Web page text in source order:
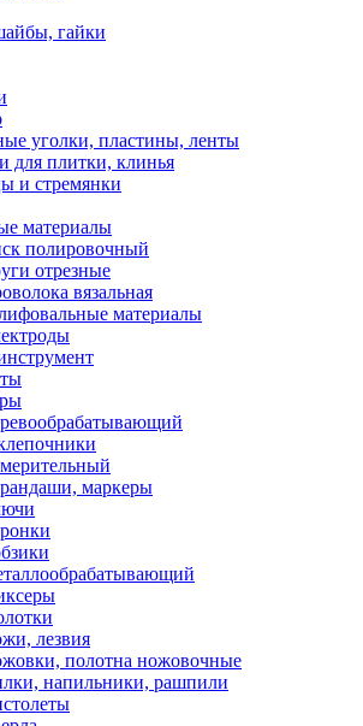
гайки
уголки, пластины, ленты
для плитки, клинья
и стремянки
материалы
полировочный
отрезные
вязальная
материалы
маркеры
лезвия
полотна ножовочные
напильники, рашпили